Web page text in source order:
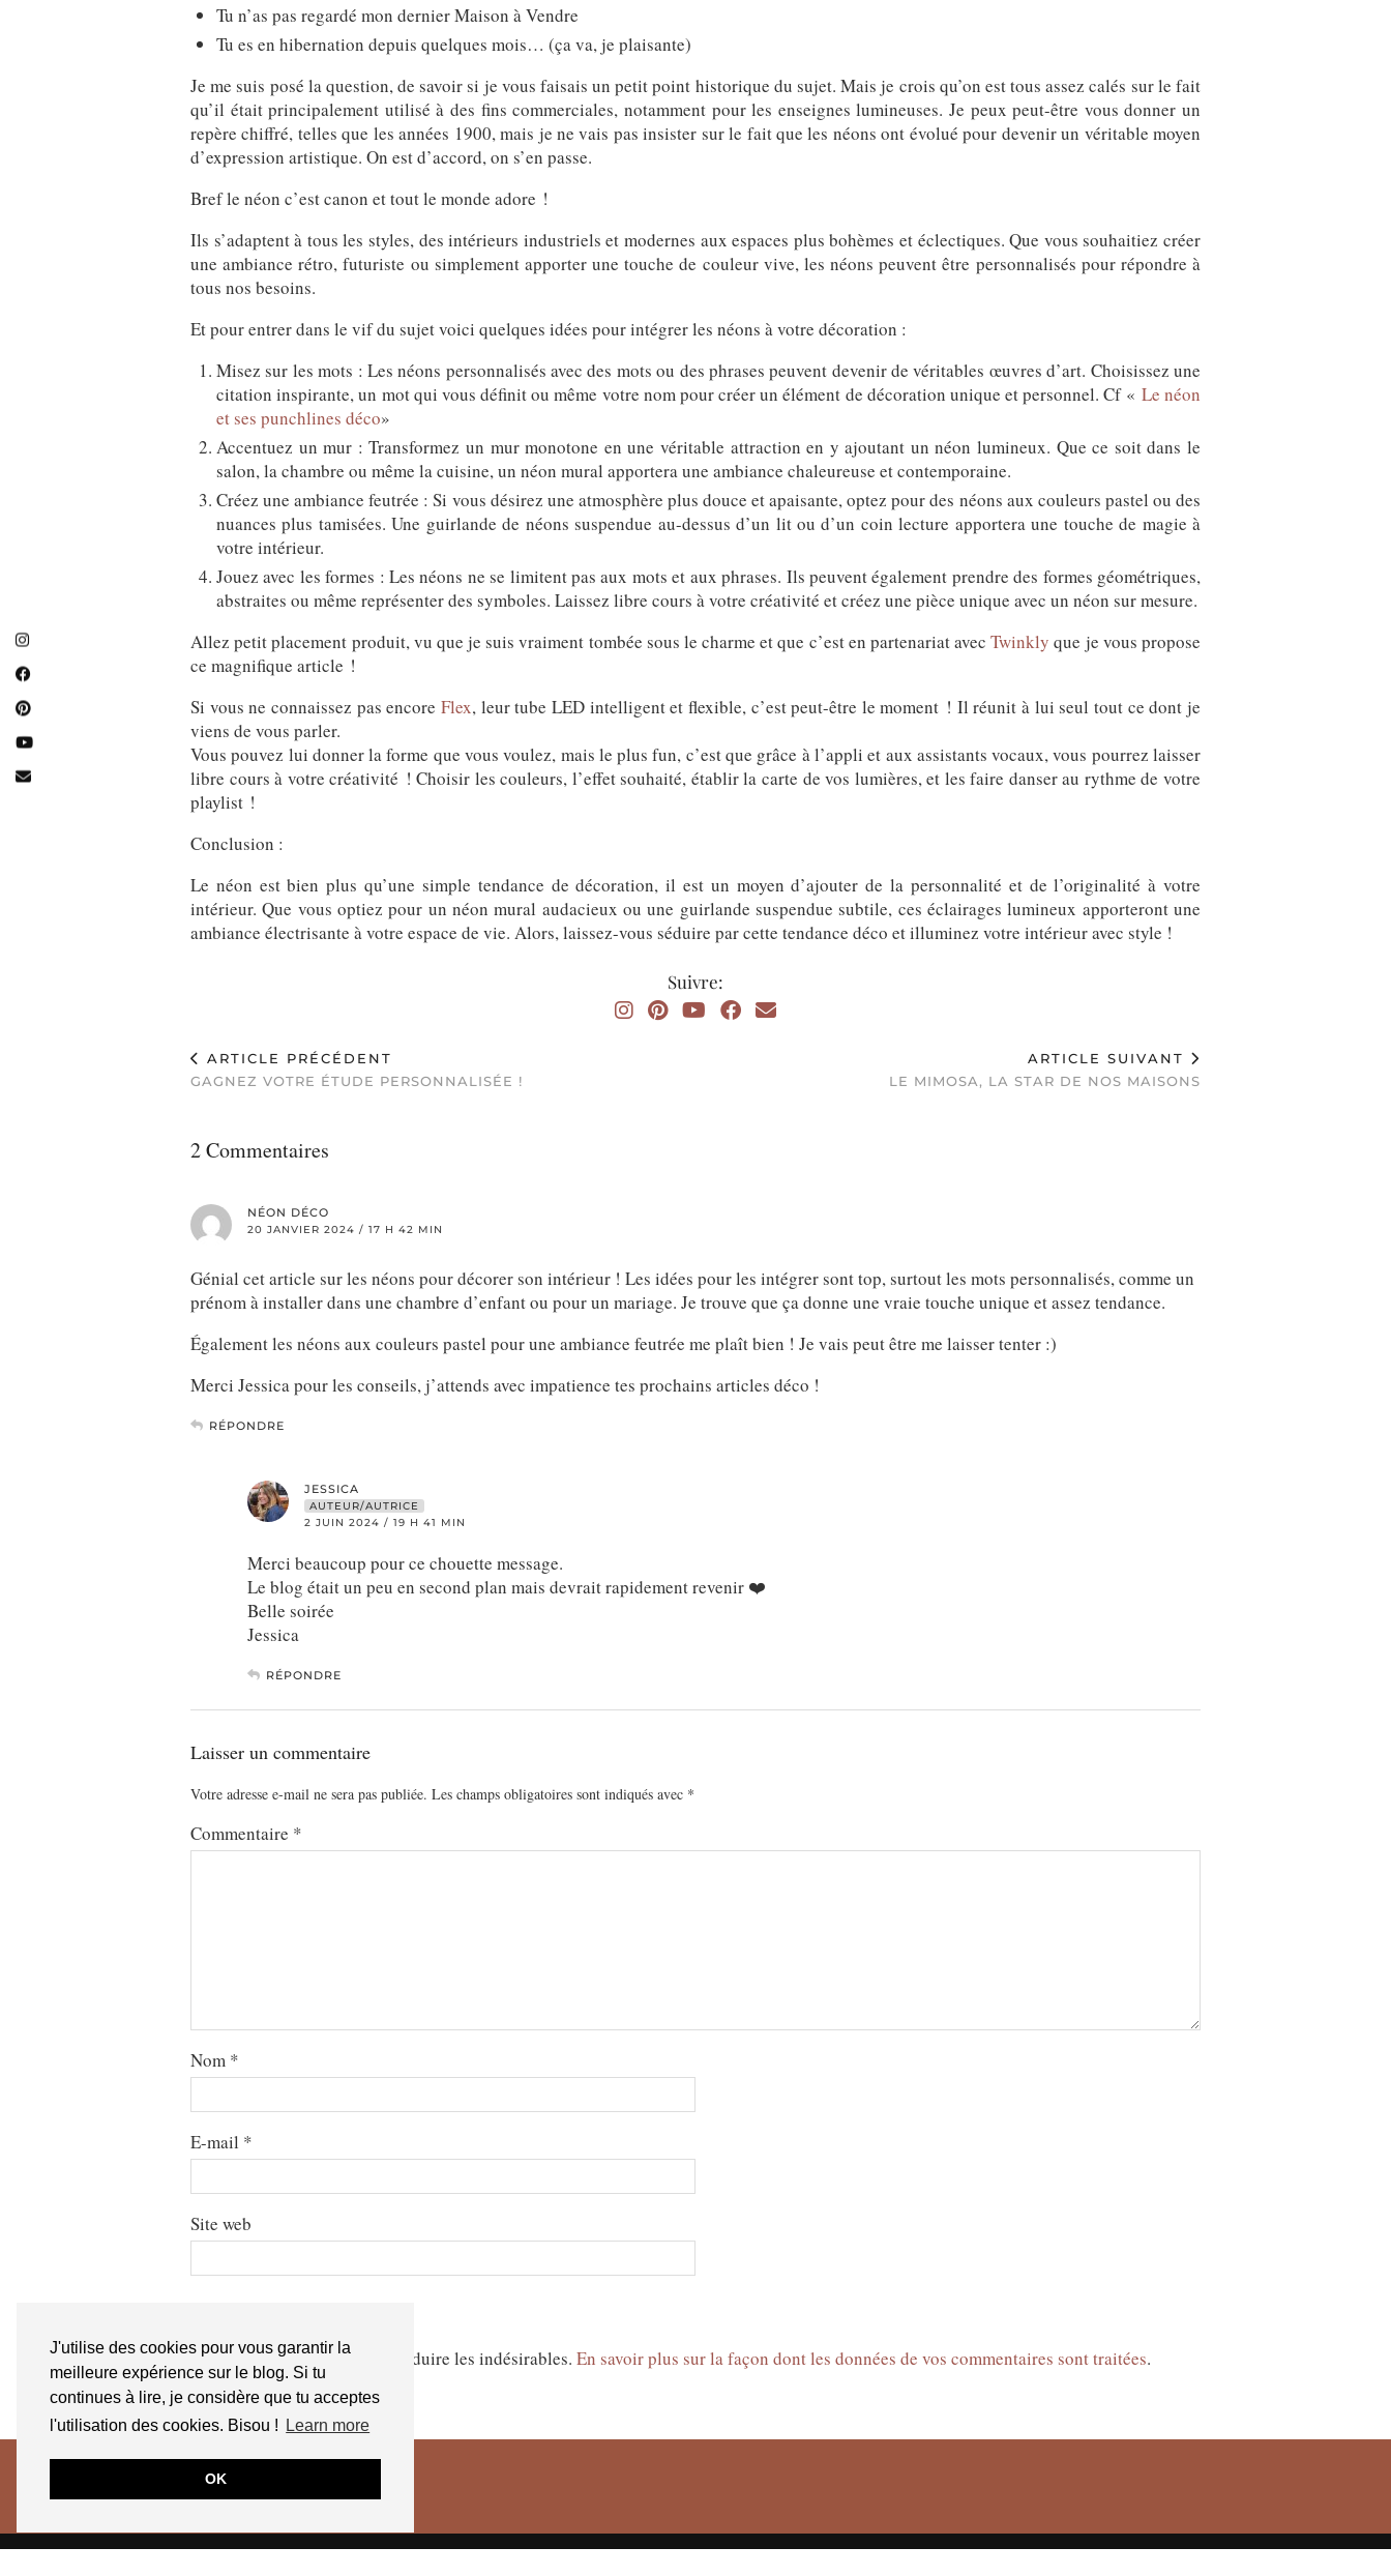
J'utilise des cookies pour vous garantir la
meilleure expérience sur le blog. Si tu
continues à lire, je considère que tu acceptes
l'utilisation des cookies. Bisou !
Learn more
OK
Tu n’as pas regardé mon dernier Maison à Vendre
Tu es en hibernation depuis quelques mois… (ça va, je plaisante)
Je me suis posé la question, de savoir si je vous faisais un petit point historique du sujet. Mais je crois qu’on est tous assez calés sur le fait
qu’il était principalement utilisé à des fins commerciales, notamment pour les enseignes lumineuses. Je peux peut-être vous donner un
repère chiffré, telles que les années 1900, mais je ne vais pas insister sur le fait que les néons ont évolué pour devenir un véritable moyen
d’expression artistique. On est d’accord, on s’en passe.
Bref le néon c’est canon et tout le monde adore !
Ils s’adaptent à tous les styles, des intérieurs industriels et modernes aux espaces plus bohèmes et éclectiques. Que vous souhaitiez créer
une ambiance rétro, futuriste ou simplement apporter une touche de couleur vive, les néons peuvent être personnalisés pour répondre à
tous nos besoins.
Et pour entrer dans le vif du sujet voici quelques idées pour intégrer les néons à votre décoration :
Misez sur les mots : Les néons personnalisés avec des mots ou des phrases peuvent devenir de véritables œuvres d’art. Choisissez une
citation inspirante, un mot qui vous définit ou même votre nom pour créer un élément de décoration unique et personnel. Cf « Le néon
et ses punchlines déco»
Accentuez un mur : Transformez un mur monotone en une véritable attraction en y ajoutant un néon lumineux. Que ce soit dans le
salon, la chambre ou même la cuisine, un néon mural apportera une ambiance chaleureuse et contemporaine.
Créez une ambiance feutrée : Si vous désirez une atmosphère plus douce et apaisante, optez pour des néons aux couleurs pastel ou des
nuances plus tamisées. Une guirlande de néons suspendue au-dessus d’un lit ou d’un coin lecture apportera une touche de magie à
votre intérieur.
Jouez avec les formes : Les néons ne se limitent pas aux mots et aux phrases. Ils peuvent également prendre des formes géométriques,
abstraites ou même représenter des symboles. Laissez libre cours à votre créativité et créez une pièce unique avec un néon sur mesure.
Allez petit placement produit, vu que je suis vraiment tombée sous le charme et que c’est en partenariat avecTwinkly que je vous propose
ce magnifique article !
Si vous ne connaissez pas encore Flex, leur tube LED intelligent et flexible, c’est peut-être le moment ! Il réunit à lui seul tout ce dont je
viens de vous parler.
Vous pouvez lui donner la forme que vous voulez, mais le plus fun, c’est que grâce à l’appli et aux assistants vocaux, vous pourrez laisser
libre cours à votre créativité ! Choisir les couleurs, l’effet souhaité, établir la carte de vos lumières, et les faire danser au rythme de votre
playlist !
Conclusion :
Le néon est bien plus qu’une simple tendance de décoration, il est un moyen d’ajouter de la personnalité et de l’originalité à votre
intérieur. Que vous optiez pour un néon mural audacieux ou une guirlande suspendue subtile, ces éclairages lumineux apporteront une
ambiance électrisante à votre espace de vie. Alors, laissez-vous séduire par cette tendance déco et illuminez votre intérieur avec style !
Suivre:
ARTICLE PRÉCÉDENT
GAGNEZ VOTRE ÉTUDE PERSONNALISÉE !
ARTICLE SUIVANT
LE MIMOSA, LA STAR DE NOS MAISONS
2 Commentaires
NÉON DÉCO
20 JANVIER 2024 / 17 H 42 MIN
Génial cet article sur les néons pour décorer son intérieur ! Les idées pour les intégrer sont top, surtout les mots personnalisés, comme un
prénom à installer dans une chambre d’enfant ou pour un mariage. Je trouve que ça donne une vraie touche unique et assez tendance.
Également les néons aux couleurs pastel pour une ambiance feutrée me plaît bien ! Je vais peut être me laisser tenter :)
Merci Jessica pour les conseils, j’attends avec impatience tes prochains articles déco !
RÉPONDRE
JESSICA
AUTEUR/AUTRICE
2 JUIN 2024 / 19 H 41 MIN
Merci beaucoup pour ce chouette message.
Le blog était un peu en second plan mais devrait rapidement revenir ❤️
Belle soirée
Jessica
RÉPONDRE
Laisser un commentaire
Votre adresse e-mail ne sera pas publiée. Les champs obligatoires sont indiqués avec *
Commentaire *
Nom *
E-mail *
Site web
Ce site utilise Akismet pour réduire les indésirables. En savoir plus sur la façon dont les données de vos commentaires sont traitées.